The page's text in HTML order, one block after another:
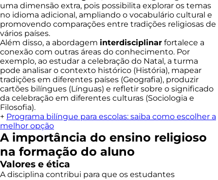
uma dimensão extra, pois possibilita explorar os temas
no idioma adicional, ampliando o vocabulário cultural e
promovendo comparações entre tradições religiosas de
vários países.
Além disso, a abordagem interdisciplinar fortalece a
conexão com outras áreas do conhecimento. Por
exemplo, ao estudar a celebração do Natal, a turma
pode analisar o contexto histórico (História), mapear
tradições em diferentes países (Geografia), produzir
cartões bilíngues (Línguas) e refletir sobre o significado
da celebração em diferentes culturas (Sociologia e
Filosofia).
+ Programa bilíngue para escolas: saiba como escolher a
melhor opção
A importância do ensino religioso
na formação do aluno
Valores e ética
A disciplina contribui para que os estudantes